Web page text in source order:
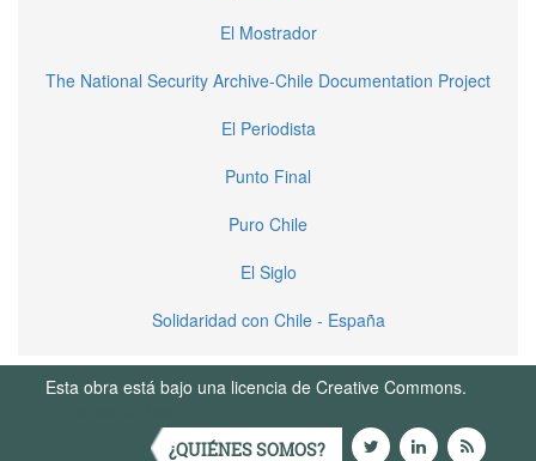
El Mostrador
The National Security Archive-Chile Documentation Project
El Periodista
Punto Final
Puro Chile
El Siglo
Solidaridad con Chile - España
Esta obra está bajo una licencia de Creative Commons.
¿QUIÉNES SOMOS?